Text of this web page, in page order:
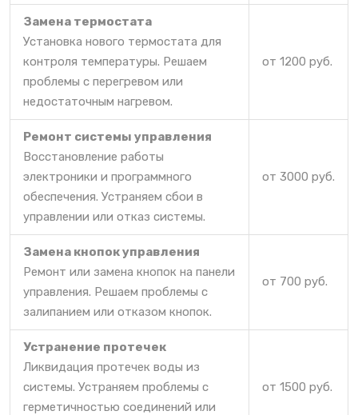
Замена термостата
Установка нового термостата для
контроля температуры. Решаем
проблемы с перегревом или
недостаточным нагревом.
от 1200 руб.
Ремонт системы управления
Восстановление работы
электроники и программного
обеспечения. Устраняем сбои в
управлении или отказ системы.
от 3000 руб.
Замена кнопок управления
Ремонт или замена кнопок на панели
управления. Решаем проблемы с
залипанием или отказом кнопок.
от 700 руб.
Устранение протечек
Ликвидация протечек воды из
системы. Устраняем проблемы с
герметичностью соединений или
от 1500 руб.